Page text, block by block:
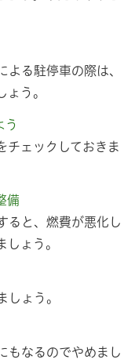
よる駐停車の際は、
ょう。
う
チェックしておきま
備
ると、燃費が悪化し
しょう。
しょう。
もなるのでやめまし